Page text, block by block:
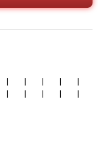
| | | |
|
| | | | |